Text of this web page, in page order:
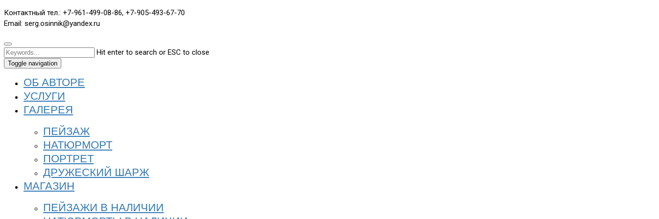
Контактный тел.: +7-961-499-08-86, +7-905-493-67-70
Email: serg.osinnik@yandex.ru
Hit enter to search or ESC to close
Toggle navigation
ОБ АВТОРЕ
УСЛУГИ
ГАЛЕРЕЯ
ПЕЙЗАЖ
НАТЮРМОРТ
ПОРТРЕТ
ДРУЖЕСКИЙ ШАРЖ
МАГАЗИН
ПЕЙЗАЖИ В НАЛИЧИИ